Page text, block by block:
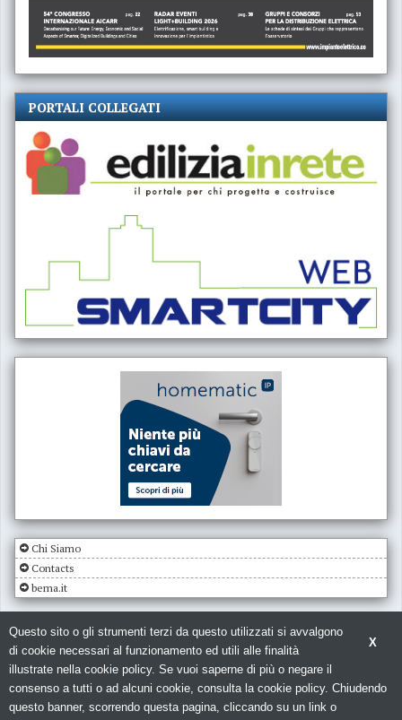
PORTALI COLLEGATI
Chi Siamo
Contacts
bema.it
© Copyright 2026. Impianto Elettrico - N.ro Iscrizione ROC 5836 -
policy
X
Questo sito o gli strumenti terzi da questo utilizzati si avvalgono
di cookie necessari al funzionamento ed utili alle finalità
illustrate nella cookie policy. Se vuoi saperne di più o negare il
consenso a tutti o ad alcuni cookie, consulta la cookie policy. Chiudendo
questo banner, scorrendo questa pagina, cliccando su un link o